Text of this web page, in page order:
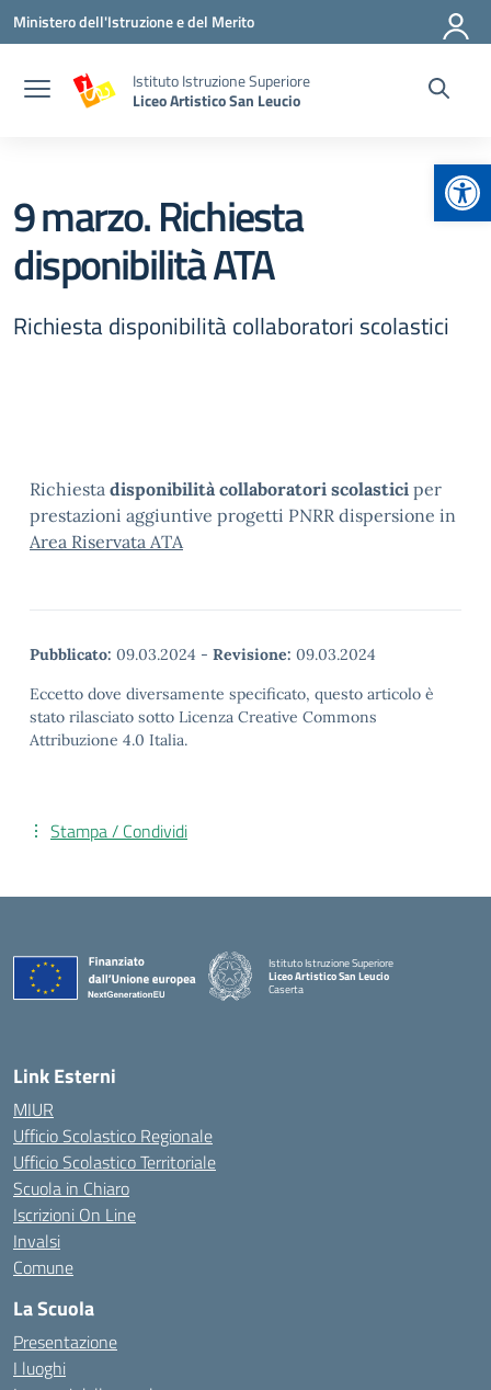
Vai ai contenuti
Vai al menu di navigazione
Vai al footer
Ministero dell'Istruzione e del Merito
Istituto Istruzione Superiore
Liceo Artistico San Leucio
9 marzo. Richiesta
disponibilità ATA
Richiesta disponibilità collaboratori scolastici
Richiesta disponibilità collaboratori scolastici per
prestazioni aggiuntive progetti PNRR dispersione in
Area Riservata ATA
Pubblicato: 09.03.2024 - Revisione: 09.03.2024
Eccetto dove diversamente specificato, questo articolo è
stato rilasciato sotto Licenza Creative Commons
Attribuzione 4.0 Italia.
Stampa / Condividi
Istituto Istruzione Superiore
Liceo Artistico San Leucio
Caserta
Link Esterni
MIUR
Ufficio Scolastico Regionale
Ufficio Scolastico Territoriale
Scuola in Chiaro
Iscrizioni On Line
Invalsi
Comune
La Scuola
Presentazione
I luoghi